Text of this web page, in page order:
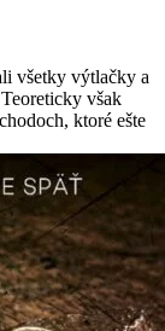
všetky výtlačky a
však
ktoré ešte